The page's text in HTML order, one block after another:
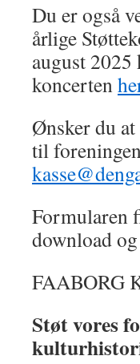
Du er også
årlige
august
koncerten
Ønsker du at
til
Formularen
download
FAABORG
Støt vores